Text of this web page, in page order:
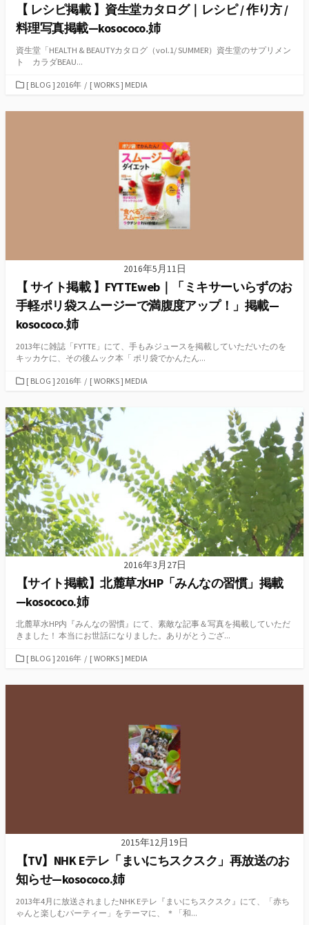
【 レシピ掲載 】資生堂カタログ｜レシピ / 作り方 /
料理写真掲載—kosococo.姉
資生堂「HEALTH & BEAUTYカタログ（vol.1/ SUMMER）資生堂のサプリメン
ト カラダBEAU...
カ
ゴ
[ BLOG ] 2016年 / [ WORKS ] MEDIA
2016年5月11日
【 サイト掲載 】FYTTEweb｜「ミキサーいらずのお
手軽ポリ袋スムージーで満腹度アップ！」掲載—
kosococo.姉
2013年に雑誌「FYTTE」にて、手もみジュースを掲載していただいたのを
キッカケに、その後ムック本「 ポリ袋でかんたん...
カ
ゴ
リ
ー
[ BLOG ] 2016年 / [ WORKS ] MEDIA
2016年3月27日
【サイト掲載】北麓草水HP「みんなの習慣」掲載
—kosococo.姉
北麓草水HP内『みんなの習慣』にて、素敵な記事＆写真を掲載していただ
きました！ 本当にお世話になりました。ありがとうござ...
カ
ゴ
[ BLOG ] 2016年 / [ WORKS ] MEDIA
2015年12月19日
【TV】NHK Eテレ「まいにちスクスク」再放送のお
知らせ—kosococo.姉
2013年4月に放送されましたNHK Eテレ『まいにちスクスク』にて、「赤ち
ゃんと楽しむパーティー」をテーマに、 ＊「和...